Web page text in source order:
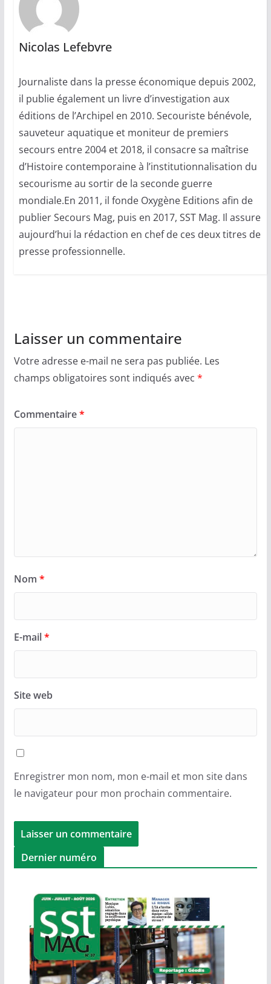
Nicolas Lefebvre
Journaliste dans la presse économique depuis 2002,
il publie également un livre d’investigation aux
éditions de l’Archipel en 2010. Secouriste bénévole,
sauveteur aquatique et moniteur de premiers
secours entre 2004 et 2018, il consacre sa maîtrise
d’Histoire contemporaine à l’institutionnalisation du
secourisme au sortir de la seconde guerre
mondiale.En 2011, il fonde Oxygène Editions afin de
publier Secours Mag, puis en 2017, SST Mag. Il assure
aujourd’hui la rédaction en chef de ces deux titres de
presse professionnelle.
Laisser un commentaire
Votre adresse e-mail ne sera pas publiée. Les
champs obligatoires sont indiqués avec *
Commentaire*
Nom *
E-mail*
Site web
Enregistrer mon nom, mon e-mail et mon site dans
le navigateur pour mon prochain commentaire.
Dernier numéro